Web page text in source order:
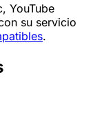
YouTube
su servicio
.